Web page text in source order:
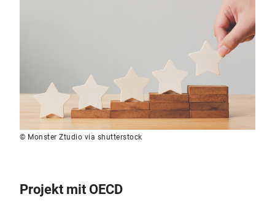
© Monster Ztudio via shutterstock
Projekt mit OECD